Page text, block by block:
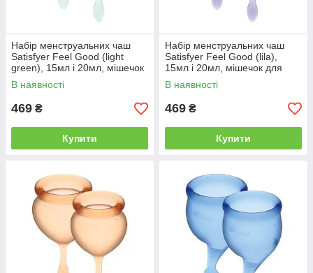
Набір менструальних чаш
Satisfyer Feel Good (light
green), 15мл і 20мл, мішечок
для зберігання | Knopka
В наявності
469 ₴
Купити
Набір менструальних чаш
Satisfyer Feel Good (lila),
15мл і 20мл, мішечок для
зберігання | Knopka
В наявності
469 ₴
Купити